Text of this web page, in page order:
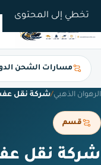
تخطي إلى المحتوى
مسارات الشحن
الرهوان الذهبي/شركة نقل
قسم
شركة نقل